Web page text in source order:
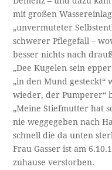
mit großen
„unvermuteter
schwerer Pflegefall –
besser nichts nach
„Dee Kugelen sein
„in den Mund gesteckt“
wieder, der Pumperer“
„Meine Stiefmutter hat
nie weggegeben nach
schnell die da unten
Frau Gasser ist am
zuhause verstorben.